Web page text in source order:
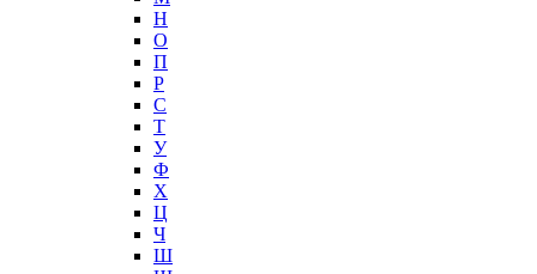
Н
О
П
Р
С
Т
У
Ф
Х
Ц
Ч
Ш